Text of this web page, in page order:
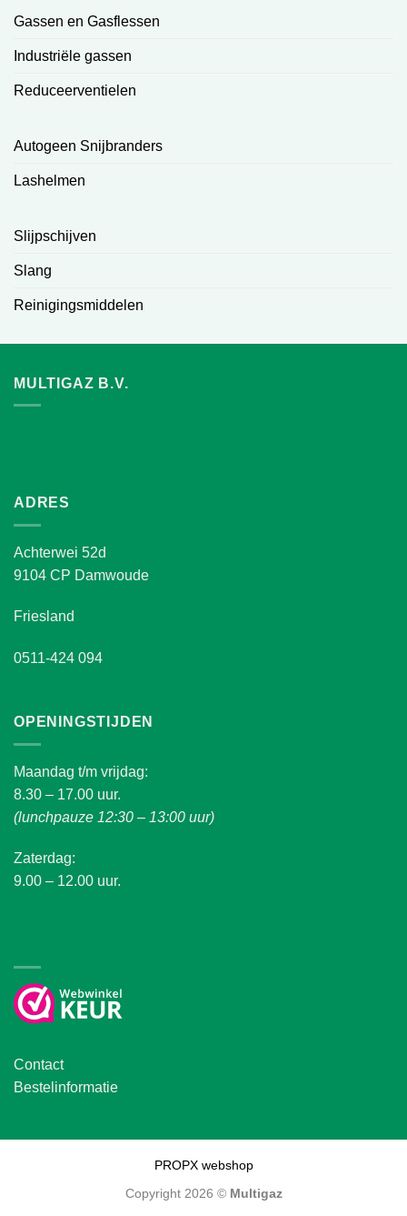
Gassen en Gasflessen
Industriële gassen
Reduceerventielen
Autogeen Snijbranders
Lashelmen
Slijpschijven
Slang
Reinigingsmiddelen
MULTIGAZ B.V.
ADRES
Achterwei 52d
9104 CP Damwoude
Friesland
0511-424 094
OPENINGSTIJDEN
Maandag t/m vrijdag:
8.30 – 17.00 uur.
(lunchpauze 12:30 – 13:00 uur)
Zaterdag:
9.00 – 12.00 uur.
Contact
Bestelinformatie
PROPX webshop
Copyright 2026 © Multigaz